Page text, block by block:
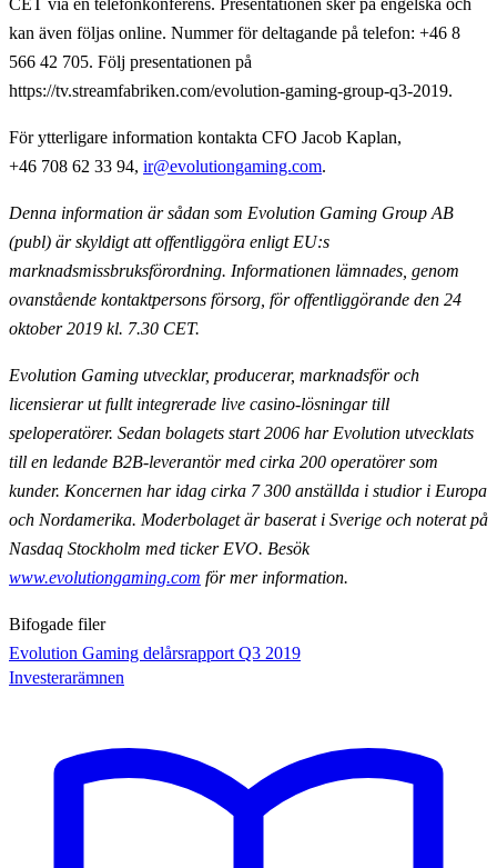
CET via en telefonkonferens. Presentationen sker på engelska och
kan även följas online. Nummer för deltagande på telefon: +46 8
566 42 705. Följ presentationen på
https://tv.streamfabriken.com/evolution-gaming-group-q3-2019.
För ytterligare information kontakta CFO Jacob Kaplan,
+46 708 62 33 94, ir@evolutiongaming.com.
Denna information är sådan som Evolution Gaming Group AB
(publ) är skyldigt att offentliggöra enligt EU:s
marknadsmissbruksförordning. Informationen lämnades, genom
ovanstående kontaktpersons försorg, för offentliggörande den 24
oktober 2019 kl. 7.30 CET.
Evolution Gaming utvecklar, producerar, marknadsför och
licensierar ut fullt integrerade live casino-lösningar till
speloperatörer. Sedan bolagets start 2006 har Evolution utvecklats
till en ledande B2B-leverantör med cirka 200 operatörer som
kunder. Koncernen har idag cirka 7 300 anställda i studior i Europa
och Nordamerika. Moderbolaget är baserat i Sverige och noterat på
Nasdaq Stockholm med ticker EVO. Besök
www.evolutiongaming.com för mer information.
Bifogade filer
Evolution Gaming delårsrapport Q3 2019
Investerarämnen